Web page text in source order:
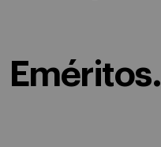
Eméritos.